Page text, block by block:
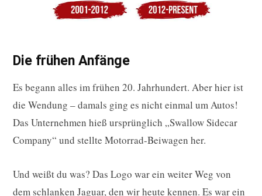
Die frühen Anfänge
Es begann alles im frühen 20. Jahrhundert. Aber hier ist
die Wendung – damals ging es nicht einmal um Autos!
Das Unternehmen hieß ursprünglich „Swallow Sidecar
Company“ und stellte Motorrad-Beiwagen her.
Und weißt du was? Das Logo war ein weiter Weg von
dem schlanken Jaguar, den wir heute kennen. Es war ein